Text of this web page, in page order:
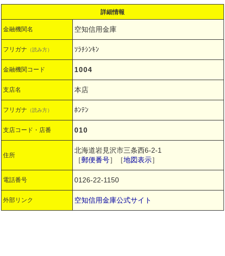
詳細情報
金融機関名 空知信用金庫
フリガナ （読み方） ｿﾗﾁｼﾝｷﾝ
金融機関コード 1004
支店名 本店
フリガナ （読み方） ﾎﾝﾃﾝ
支店コード・店番 010
住所
北海道岩見沢市三条西6-2-1
［郵便番号］［地図表示］
電話番号 0126-22-1150
外部リンク 空知信用金庫公式サイト